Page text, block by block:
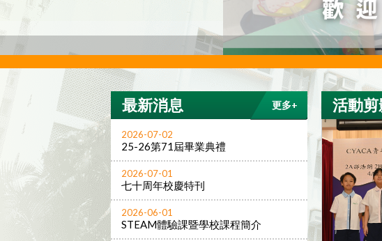
最新消息
2026-07-02
25-26第71屆畢業典禮
2026-07-01
七十周年校慶特刊
2026-06-01
STEAM體驗課暨學校課程簡介
更多+ 活動剪